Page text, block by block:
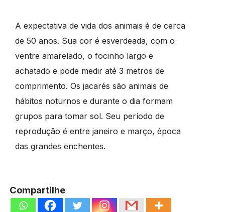
A expectativa de vida dos animais é de cerca
de 50 anos. Sua cor é esverdeada, com o
ventre amarelado, o focinho largo e
achatado e pode medir até 3 metros de
comprimento. Os jacarés são animais de
hábitos noturnos e durante o dia formam
grupos para tomar sol. Seu período de
reprodução é entre janeiro e março, época
das grandes enchentes.
Compartilhe